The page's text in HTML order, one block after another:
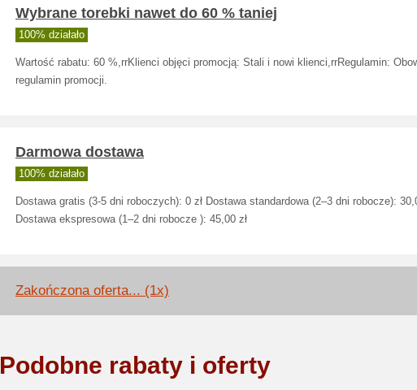
Wybrane torebki nawet do 60 % taniej
100% działało
Wartość rabatu: 60 %,rrKlienci objęci promocją: Stali i nowi klienci,rrRegulamin:
regulamin promocji.
Darmowa dostawa
100% działało
Dostawa gratis (3-5 dni roboczych): 0 zł Dostawa standardowa (2–3 dni robocze):
Dostawa ekspresowa (1–2 dni robocze ): 45,00 zł
Zakończona oferta... (1x)
Podobne rabaty i oferty